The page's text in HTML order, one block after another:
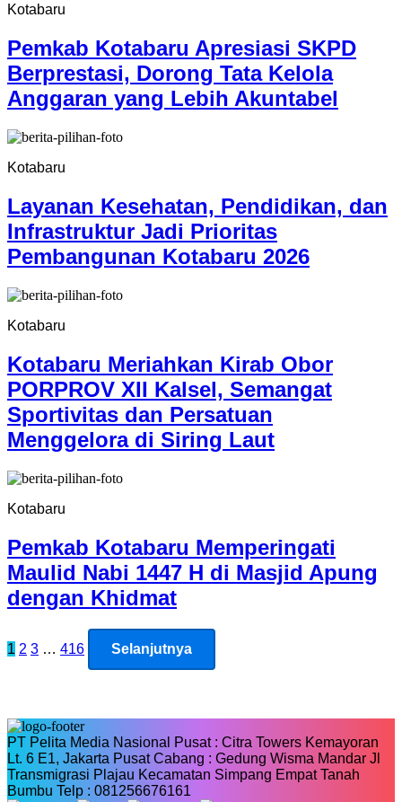
Kotabaru
Pemkab Kotabaru Apresiasi SKPD
Berprestasi, Dorong Tata Kelola
Anggaran yang Lebih Akuntabel
Kotabaru
Layanan Kesehatan, Pendidikan, dan
Infrastruktur Jadi Prioritas
Pembangunan Kotabaru 2026
Kotabaru
Kotabaru Meriahkan Kirab Obor
PORPROV XII Kalsel, Semangat
Sportivitas dan Persatuan
Menggelora di Siring Laut
Kotabaru
Pemkab Kotabaru Memperingati
Maulid Nabi 1447 H di Masjid Apung
dengan Khidmat
Paginasi
pos
1 2 3 … 416 Selanjutnya
PT Pelita Media Nasional Pusat : Citra Towers Kemayoran
Lt. 6 E1, Jakarta Pusat Cabang : Gedung Wisma Mandar Jl
Transmigrasi Plajau Kecamatan Simpang Empat Tanah
Bumbu Telp : 081256676161